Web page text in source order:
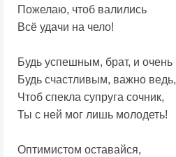
Пожелаю, чтоб валились
Всё удачи на чело!
Будь успешным, брат, и очень
Будь счастливым, важно ведь,
Чтоб спекла супруга сочник,
Ты с ней мог лишь молодеть!
Оптимистом оставайся,